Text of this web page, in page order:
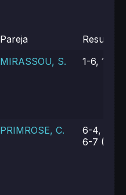
Pareja
Resultado
MIRASSOU, S. 1-6, 1-6
PRIMROSE, C.
6-4, 3-6,
6-7 (7)